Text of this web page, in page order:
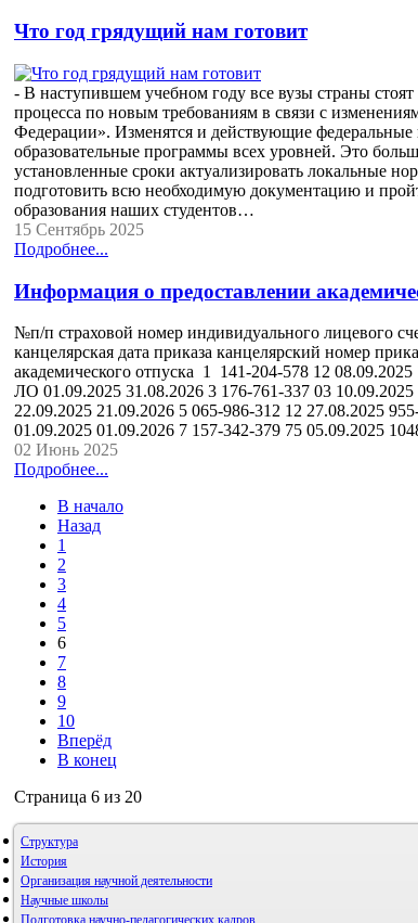
Что год грядущий нам готовит
- В наступившем учебном году все вузы страны
процесса по новым требованиям в связи с
Федерации». Изменятся и действующие
образовательные программы всех уровней. Это
установленные сроки актуализировать локальные
подготовить всю необходимую документацию и
образования наших студентов…
15 Сентябрь 2025
Подробнее...
Информация о предоставлении
№п/п страховой номер индивидуального лицевого
канцелярская дата приказа канцелярский номер
академического отпуска 1 141-204-578 12
ЛО 01.09.2025 31.08.2026 3 176-761-337 03
22.09.2025 21.09.2026 5 065-986-312 12 27.08.2025
01.09.2025 01.09.2026 7 157-342-379 75 05.09.2025
02 Июнь 2025
Подробнее...
В начало
Назад
1
2
3
4
5
6
7
8
9
10
Вперёд
В конец
Страница 6 из 20
Структура
История
Организация научной деятельности
Научные школы